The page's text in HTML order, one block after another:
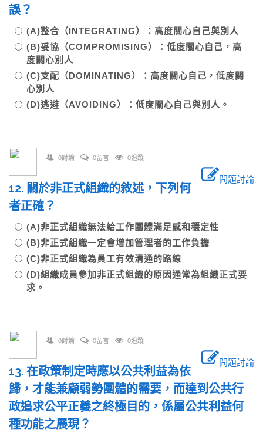
誤？
(A)整合（INTEGRATING）：高度關心自己與別人
(B)妥協（COMPROMISING）：低度關心自己，高
度關心別人
(C)支配（DOMINATING）：高度關心自己，低度關
心別人
(D)逃避（AVOIDING）：低度關心自己與別人。
0討論 0留言 0追蹤
問題討論
12. 關於非正式組織的敘述，下列何
者正確？
(A)非正式組織無法給工作團體滿足感和穩定性
(B)非正式組織一定會增加管理者的工作負擔
(C)非正式組織為員工有效溝通的路線
(D)組織成員參加非正式組織的原因通常為組織正式要
求。
0討論 0留言 0追蹤
問題討論
13. 在政策制定時應以公共利益為依
歸，才能兼顧弱勢團體的需要，而達到公共行
政追求公平正義之終極目的，係屬公共利益何
種功能之展現？